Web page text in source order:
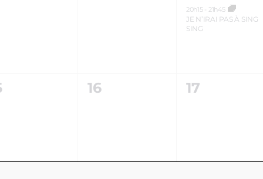
20h15 21h45
JE N’IRAI PAS À SING
SING
0
16
0
17